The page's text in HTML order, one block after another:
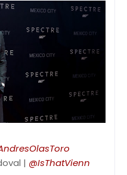
| @IsThatVienn